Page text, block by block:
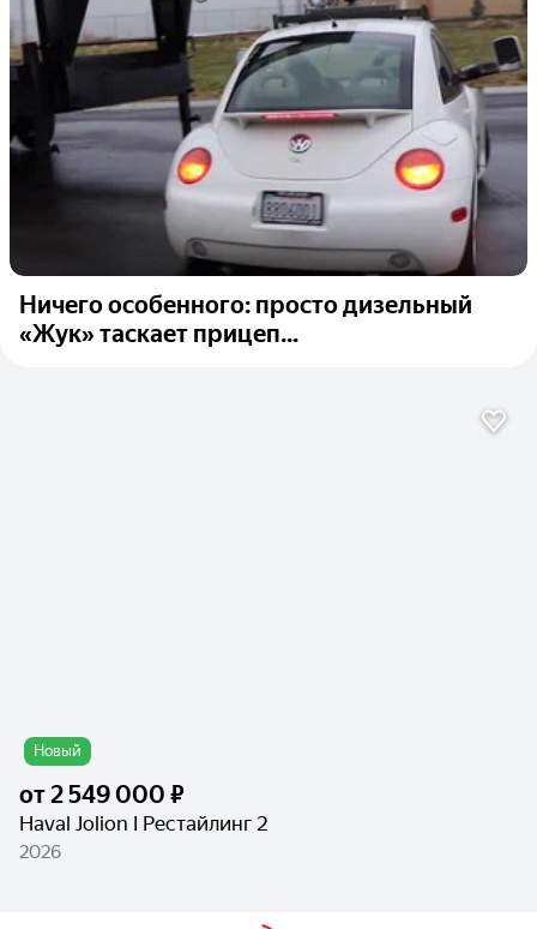
Ничего особенного: просто дизельный
«Жук» таскает прицеп...
Новый
от2 549 000 ₽
Haval Jolion I Рестайлинг 2
2026